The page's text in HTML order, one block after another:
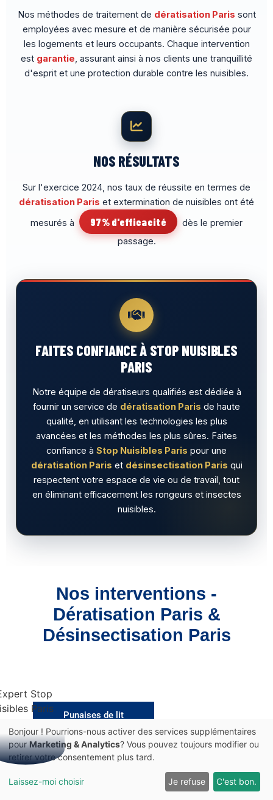
Nos méthodes de traitement de dératisation Paris sont
employées avec mesure et de manière sécurisée pour
les logements et leurs occupants. Chaque intervention
est garantie , assurant ainsi à nos clients une tranquillité
d'esprit et une protection durable contre les nuisibles.
NOS RÉSULTATS
Sur l'exercice 2024, nos taux de réussite en termes de
dératisation Paris et extermination de nuisibles ont été
mesurés à
97% d'efficacité
dès le premier
passage.
FAITES CONFIANCE À STOP NUISIBLES
PARIS
Notre équipe de dératiseurs qualifiés est dédiée à
fournir un service de dératisation Paris de haute
qualité, en utilisant les technologies les plus
avancées et les méthodes les plus sûres. Faites
confiance à Stop Nuisibles Paris pour une
dératisation Paris et désinsectisation Paris qui
respectent votre espace de vie ou de travail, tout
en éliminant efficacement les rongeurs et insectes
nuisibles.
Nos interventions -
Dératisation Paris &
Désinsectisation Paris
Punaises de lit
DISPONIBLE MAINTENANT Appeler Devis
Bonjour ! Pourrions-nous activer des services supplémentaires
pourMarketing & Analytics? Vous pouvez toujours modifier ou
retirer votre consentement plus tard.
Laissez-moi choisir Je refuse C'est bon.